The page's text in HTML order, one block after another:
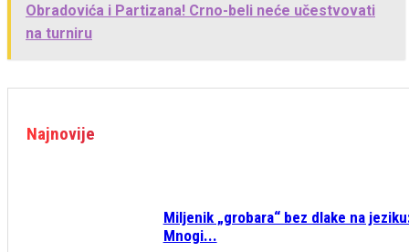
Obradovića i Partizana! Crno-beli neće učestvovati
na turniru
Najnovije
Miljenik „grobara“ bez dlake na
Mnogi...